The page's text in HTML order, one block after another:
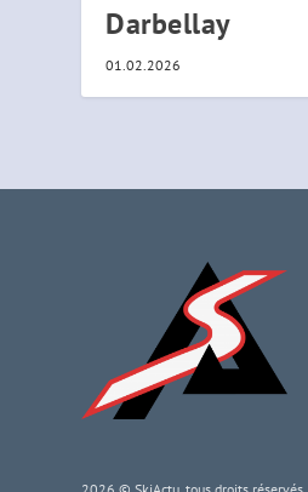
Darbellay
01.02.2026